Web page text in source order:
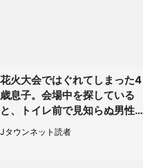
花火大会ではぐれてしまった4
歳息子。会場中を探している
と、トイレ前で見知らぬ男性に
（東京都・女性）
Jタウンネット読者